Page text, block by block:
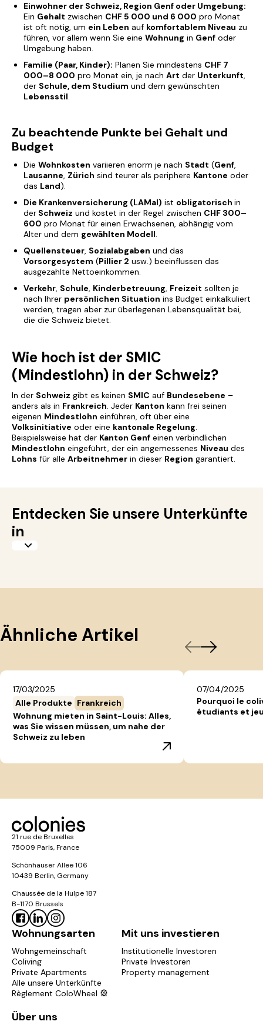
Einwohner der Schweiz, Region Genf oder Umgebung:
Ein Gehalt zwischen CHF 5 000 und 6 000 pro Monat
ist oft nötig, um ein Leben auf komfortablem Niveau zu
führen, vor allem wenn Sie eine Wohnung in Genf oder
Umgebung haben.
Familie (Paar, Kinder): Planen Sie mindestens CHF 7
000–8 000 pro Monat ein, je nach Art der Unterkunft,
der Schule, dem Studium und dem gewünschten
Lebensstil.
Zu beachtende Punkte bei Gehalt und
Budget
Die Wohnkosten variieren enorm je nach Stadt (Genf,
Lausanne, Zürich sind teurer als periphere Kantone oder
das Land).
Die Krankenversicherung (LAMal) ist obligatorisch in
der Schweiz und kostet in der Regel zwischen CHF 300–
600 pro Monat für einen Erwachsenen, abhängig vom
Alter und dem gewählten Modell.
Quellensteuer, Sozialabgaben und das
Vorsorgesystem (Pillier 2 usw.) beeinflussen das
ausgezahlte Nettoeinkommen.
Verkehr, Schule, Kinderbetreuung, Freizeit sollten je
nach Ihrer persönlichen Situation ins Budget einkalkuliert
werden, tragen aber zur überlegenen Lebensqualität bei,
die die Schweiz bietet.
Wie hoch ist der SMIC
(Mindestlohn) in der Schweiz?
In der Schweiz gibt es keinen SMIC auf Bundesebene –
anders als in Frankreich. Jeder Kanton kann frei seinen
eigenen Mindestlohn einführen, oft über eine
Volksinitiative oder eine kantonale Regelung.
Beispielsweise hat der Kanton Genf einen verbindlichen
Mindestlohn eingeführt, der ein angemessenes Niveau des
Lohns für alle Arbeitnehmer in dieser Region garantiert.
Entdecken Sie unsere Unterkünfte
in
Ähnliche Artikel
17/03/2025
Alle Produkte Frankreich
Wohnung mieten in Saint-Louis: Alles,
was Sie wissen müssen, um nahe der
Schweiz zu leben
07/04/2025
Pourquoi le
étudiants et
21 rue de Bruxelles
75009 Paris, France
Schönhauser Allee 106
10439 Berlin, Germany
Chaussée de la Hulpe 187
B-1170 Brussels
Wohnungsarten
Wohngemeinschaft
Coliving
Private Apartments
Alle unsere Unterkünfte
Règlement ColoWheel 🎡
Mit uns investieren
Institutionelle Investoren
Private Investoren
Property management
Über uns